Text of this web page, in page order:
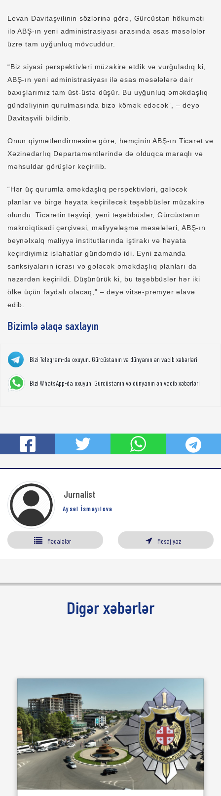
Levan Davitaşvilinin sözlərinə görə, Gürcüstan hökuməti
ilə ABŞ-ın yeni administrasiyası arasında əsas məsələlər
üzrə tam uyğunluq mövcuddur.
“Biz siyasi perspektivləri müzakirə etdik və vurğuladıq ki,
ABŞ-ın yeni administrasiyası ilə əsas məsələlərə dair
baxışlarımız tam üst-üstə düşür. Bu uyğunluq əməkdaşlıq
gündəliyinin qurulmasında bizə kömək edəcək”, – deyə
Davitaşvili bildirib.
Onun qiymətləndirməsinə görə, həmçinin ABŞ-ın Ticarət və
Xəzinədarlıq Departamentlərində də olduqca maraqlı və
məhsuldar görüşlər keçirilib.
“Hər üç qurumla əməkdaşlıq perspektivləri, gələcək
planlar və birgə həyata keçiriləcək təşəbbüslər müzakirə
olundu. Ticarətin təşviqi, yeni təşəbbüslər, Gürcüstanın
makroiqtisadi çərçivəsi, maliyyələşmə məsələləri, ABŞ-ın
beynəlxalq maliyyə institutlarında iştirakı və həyata
keçirdiyimiz islahatlar gündəmdə idi. Eyni zamanda
sanksiyaların icrası və gələcək əməkdaşlıq planları da
nəzərdən keçirildi. Düşünürük ki, bu təşəbbüslər hər iki
ölkə üçün faydalı olacaq,” – deyə vitse-premyer əlavə
edib.
Bizimlə əlaqə saxlayın
Bizi Telegram-da oxuyun. Gürcüstanın və dünyanın ən vacib xəbərləri
Bizi WhatsApp-da oxuyun. Gürcüstanın və dünyanın ən vacib xəbərləri
Jurnalist
Aysel İsmayılova
Məqalələr Mesaj yaz
Digər xəbərlər